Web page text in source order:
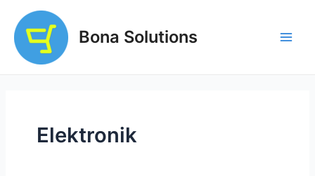
contenido
Bona Solutions
Elektronik